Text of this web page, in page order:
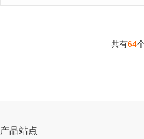
共有64
产品站点